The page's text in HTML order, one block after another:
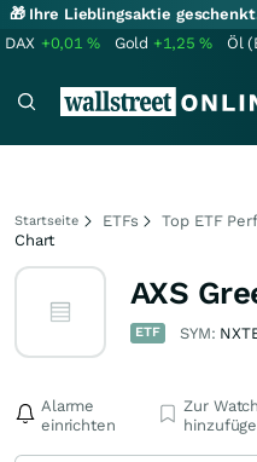
🎁 Ihre Lieblingsaktie
DAX +0,01% Gold +1,25% Öl
Startseite ETFs Top ETF
Chart
AXS
ETF SYM:
Alarme
einrichten
Zur